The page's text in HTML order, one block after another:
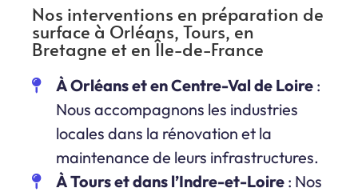
Nos interventions en préparation de
surface à Orléans, Tours, en
Bretagne et en Île-de-France
À Orléans et en Centre-Val de Loire :
Nous accompagnons les industries
locales dans la rénovation et la
maintenance de leurs infrastructures.
À Tours et dans l’Indre-et-Loire : Nos